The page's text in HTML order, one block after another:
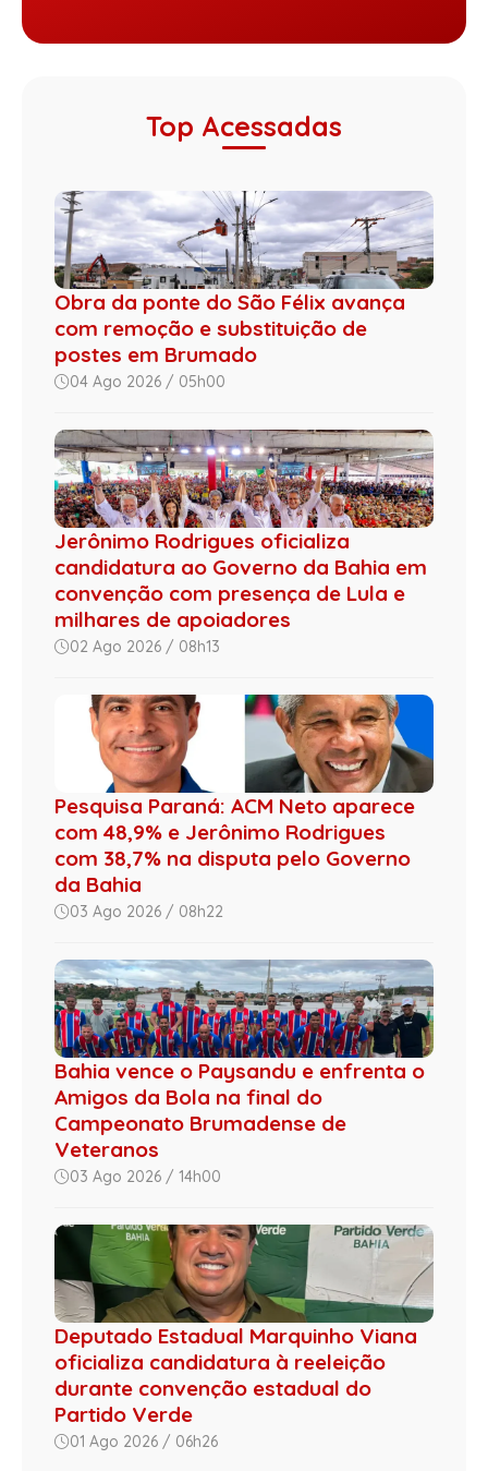
Top Acessadas
Obra da ponte do São Félix avança
com remoção e substituição de
postes em Brumado
04 Ago 2026 / 05h00
Jerônimo Rodrigues oficializa
candidatura ao Governo da Bahia em
convenção com presença de Lula e
milhares de apoiadores
02 Ago 2026 / 08h13
Pesquisa Paraná: ACM Neto aparece
com 48,9% e Jerônimo Rodrigues
com 38,7% na disputa pelo Governo
da Bahia
03 Ago 2026 / 08h22
Bahia vence o Paysandu e enfrenta o
Amigos da Bola na final do
Campeonato Brumadense de
Veteranos
03 Ago 2026 / 14h00
Deputado Estadual Marquinho Viana
oficializa candidatura à reeleição
durante convenção estadual do
Partido Verde
01 Ago 2026 / 06h26